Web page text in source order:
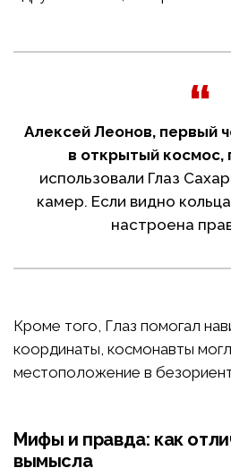
Алексей Леонов, первый
в открытый космос,
использовали Глаз
камер. Если видно
настроена
Кроме того, Глаз помогал
координаты, космонавты
местоположение в
Мифы и правда: как
вымысла